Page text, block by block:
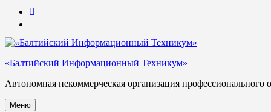
«Балтийский Информационный Техникум»
Автономная некоммерческая организация профессионального
Меню